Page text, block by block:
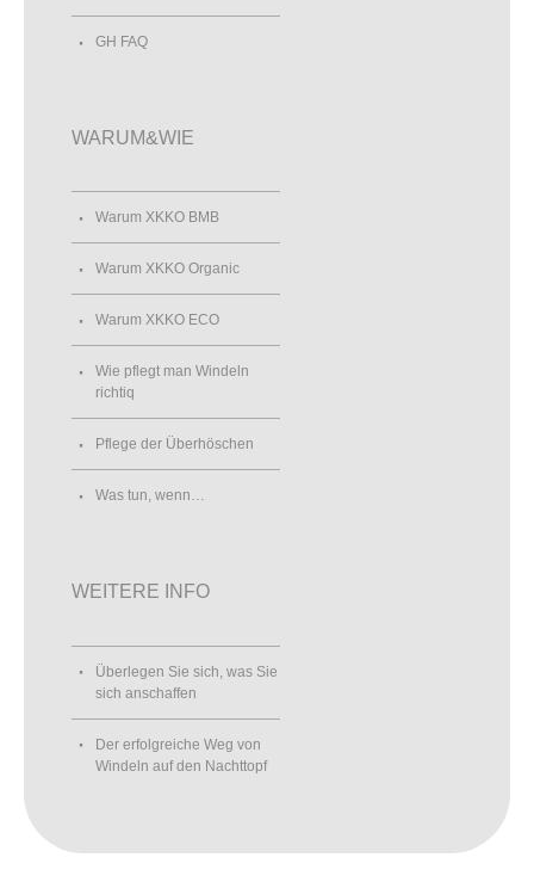
GH FAQ
WARUM&WIE
Warum XKKO BMB
Warum XKKO Organic
Warum XKKO ECO
Wie pflegt man Windeln
richtiq
Pflege der Überhöschen
Was tun, wenn…
WEITERE INFO
Überlegen Sie sich, was Sie
sich anschaffen
Der erfolgreiche Weg von
Windeln auf den Nachttopf